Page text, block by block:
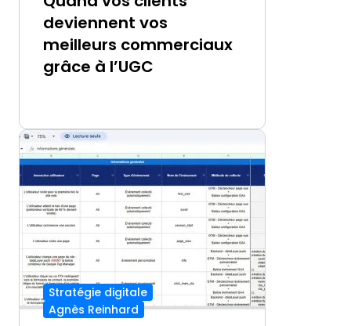
deviennent vos
meilleurs commerciaux
grâce à l’UGC
Stratégie digitale
Agnès Reinhard